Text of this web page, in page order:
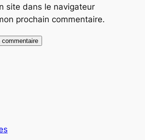
site dans le navigateur
prochain commentaire.